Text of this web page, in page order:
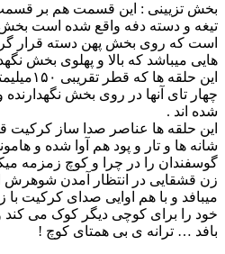
بخش تزیینی : این قسمت هم بر
تیغه و دسته دفه واقع شده است
است که روی بخش پهن دسته قرار
هایی میباشد که بالا و پهلوی بخش
این حلقه
چهار تای آنها در روی بخش نگهدارنده
شده اند .
این حلقه ها عناصر صدا ساز کرکیت
شانه ها و تار و پود هم آوا شده و
گوسفندان را در چرا و کوچ زمزمه
زن قشقایی در انتظار آمدن شوهرش
میبافد و با هم اوایی صدای کرکیت
خود را برای کوچی دیگر کوک می کند
بافد … ترانه ی بی همتای کوچ !